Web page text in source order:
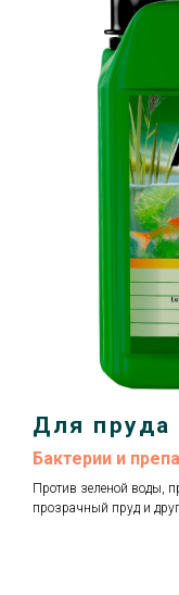
Для пруда
Бактерии и
Против зеленой воды,
прозрачный пруд и